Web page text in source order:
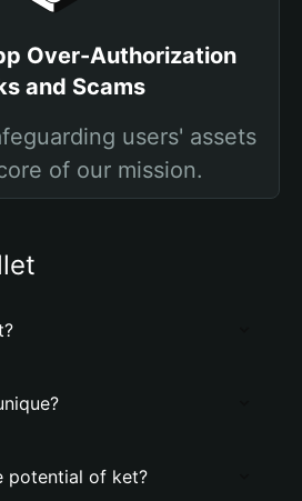
Over-Authorization
and Scams
users' assets
of our mission.
potential of ket?